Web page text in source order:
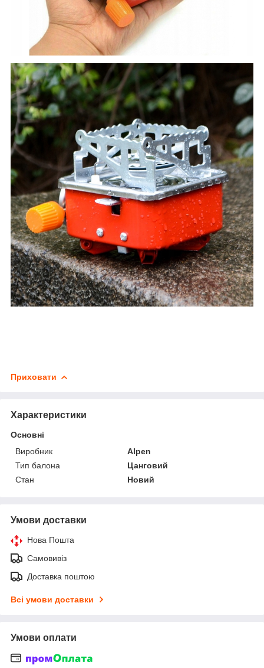
Приховати
Характеристики
Основні
Виробник
Alpen
Тип балона
Цанговий
Стан
Новий
Умови доставки
Нова Пошта
Самовивіз
Доставка поштою
Всі умови доставки
Умови оплати